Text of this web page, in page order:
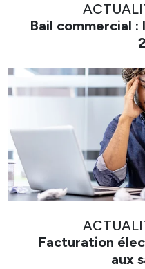
Bail commercial
Facturation
aux